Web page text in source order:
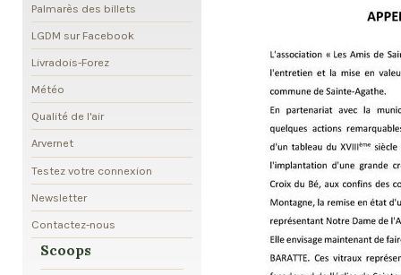
Palmarès des billets
LGDM sur Facebook
Livradois-Forez
Météo
Qualité de l'air
Arvernet
Testez votre connexion
Newsletter
Contactez-nous
Scoops